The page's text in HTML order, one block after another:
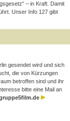
– in Kraft. Damit
Unser Info 127 gibt
gesendet wird und sich
die von Kürzungen
betroffen sind und ihr
bitte eine Mail an